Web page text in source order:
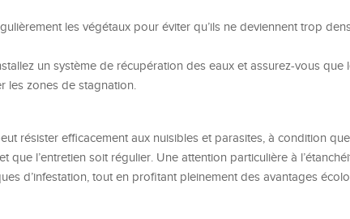
les végétaux pour éviter qu’ils ne deviennent trop
un système de récupération des eaux et assurez-vous que
les zones de stagnation.
résister efficacement aux nuisibles et parasites, à condition
que l’entretien soit régulier. Une attention particulière à
d’infestation, tout en profitant pleinement des avantages